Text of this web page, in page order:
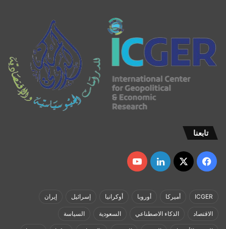
تابعنا
فيسبوك
‫X لينكدإن‫YouTube
ICGER أميركا أوروبا أوكرانيا إسرائيل إيران
الاقتصاد الذكاء الاصطناعي السعودية السياسة